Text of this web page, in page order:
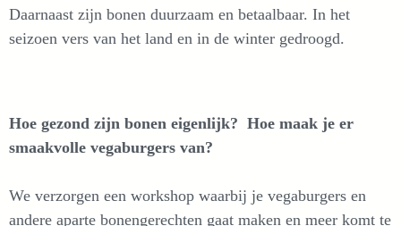
Daarnaast zijn bonen duurzaam en betaalbaar. In het
seizoen vers van het land en in de winter gedroogd.
Hoe gezond zijn bonen eigenlijk? Hoe maak je er
smaakvolle vegaburgers van?
We verzorgen een workshop waarbij je vegaburgers en
andere aparte bonengerechten gaat maken en meer komt te